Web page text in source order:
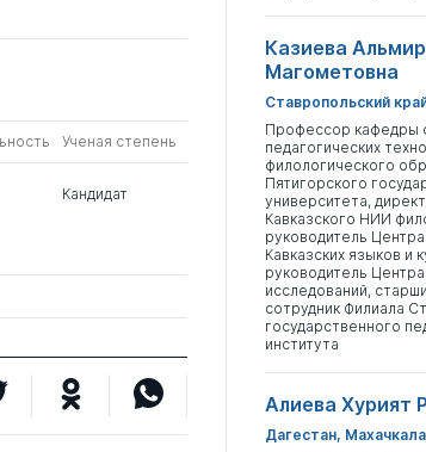
Ученая степень
Кандидат
Казиева
Магометовна
Ставропольский
Профессор кафедры
педагогических
филологического
Пятигорского
университета,
Кавказского НИИ
руководитель
Кавказских языков и
руководитель
исследований,
сотрудник Филиала
государственного
института
Алиева Хурият
Дагестан, Махачкала